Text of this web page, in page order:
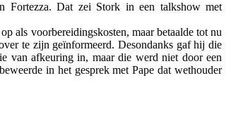
Fortezza. Dat zei Stork in een talkshow met
als voorbereidingskosten, maar betaalde tot nu
te zijn geïnformeerd. Desondanks gaf hij die
van afkeuring in, maar die werd niet door een
in het gesprek met Pape dat wethouder